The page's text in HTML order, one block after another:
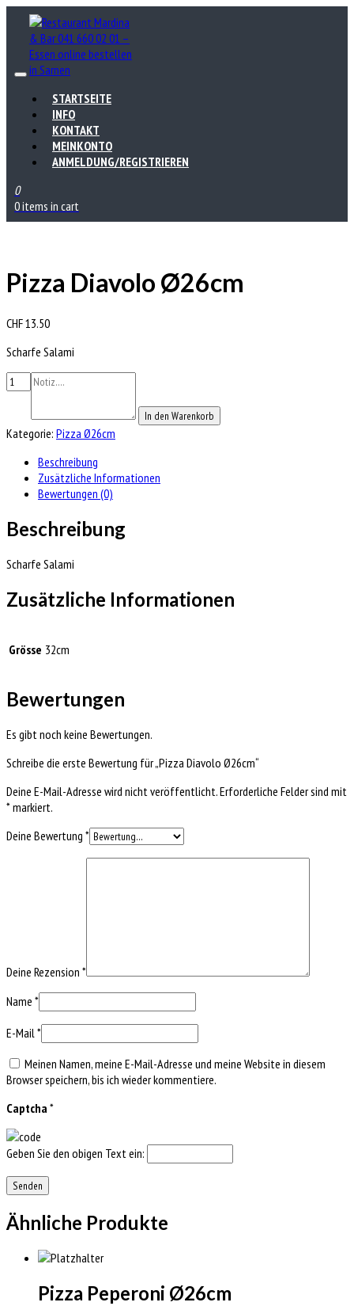
STARTSEITE
INFO
KONTAKT
MEINKONTO
ANMELDUNG/REGISTRIEREN
0
0 items in cart
Pizza Diavolo Ø26cm
CHF13.50
Scharfe Salami
In den Warenkorb
Kategorie: Pizza Ø26cm
Beschreibung
Zusätzliche Informationen
Bewertungen (0)
Beschreibung
Scharfe Salami
Zusätzliche Informationen
Grösse 32cm
Bewertungen
Es gibt noch keine Bewertungen.
Schreibe die erste Bewertung für „Pizza Diavolo Ø26cm“
Deine E-Mail-Adresse wird nicht veröffentlicht.Erforderliche Felder sind mit
*markiert.
Deine Bewertung *
Deine Rezension *
Name *
E-Mail*
Meinen Namen, meine E-Mail-Adresse und meine Website in diesem
Browser speichern, bis ich wieder kommentiere.
Captcha *
Geben Sie den obigen Text ein:
Ähnliche Produkte
Pizza Peperoni Ø26cm